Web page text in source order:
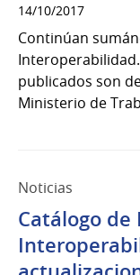
14/10/2017
Continúan
publicados son
Ministerio de
Noticias
Catálogo